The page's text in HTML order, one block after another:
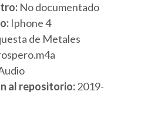
No documentado
Iphone 4
de Metales
al repositorio:2019-